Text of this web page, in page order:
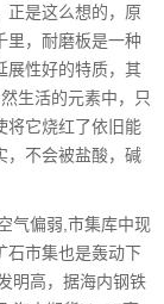
正是这么想的，原
里，耐磨板是一种
展性好的特质，其
生活的元素中，只
将它烧红了依旧能
，不会被盐酸，碱
气偏弱,市集库中现
石市集也是轰动下
明高，据海内钢铁